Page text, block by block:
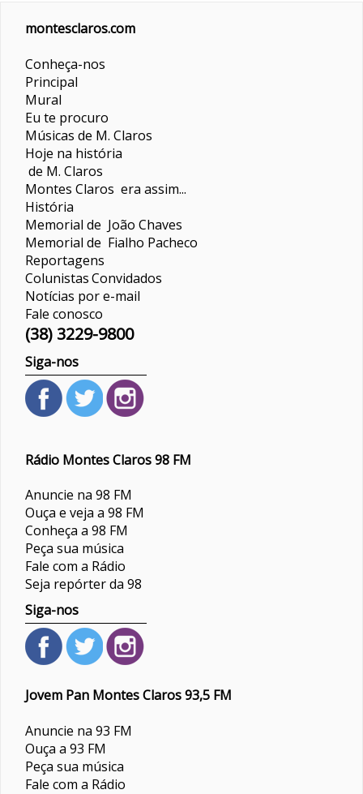
montesclaros.com
Conheça-nos
Principal
Mural
Eu te procuro
Músicas de M. Claros
Hoje na história
de M. Claros
Montes Claros era assim...
História
Memorial de João Chaves
Memorial de Fialho Pacheco
Reportagens
ColunistasConvidados
Notícias por e-mail
Fale conosco
(38) 3229-9800
Siga-nos
Rádio Montes Claros 98 FM
Anuncie na 98 FM
Ouça e veja a 98 FM
Conheça a 98 FM
Peça sua música
Fale com a Rádio
Seja repórter da 98
Siga-nos
Jovem Pan Montes Claros 93,5 FM
Anuncie na 93 FM
Ouça a 93 FM
Peça sua música
Fale com a Rádio